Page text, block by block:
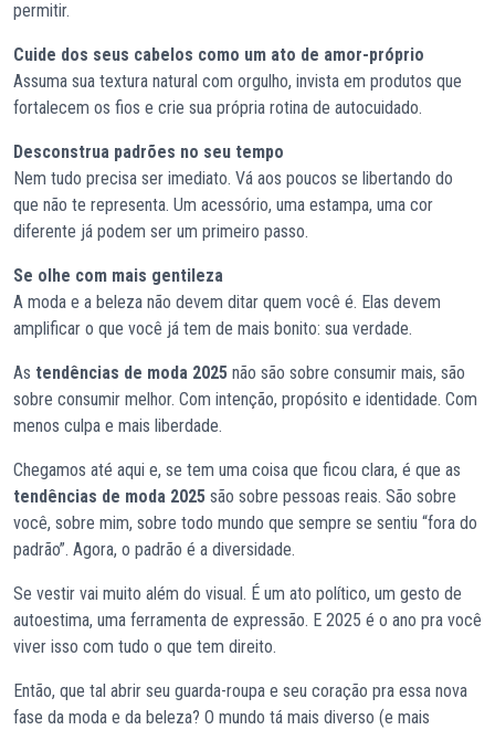
permitir.
Cuide dos seus cabelos como um ato de amor-próprio
Assuma sua textura natural com orgulho, invista em produtos que
fortalecem os fios e crie sua própria rotina de autocuidado.
Desconstrua padrões no seu tempo
Nem tudo precisa ser imediato. Vá aos poucos se libertando do
que não te representa. Um acessório, uma estampa, uma cor
diferente já podem ser um primeiro passo.
Se olhe com mais gentileza
A moda e a beleza não devem ditar quem você é. Elas devem
amplificar o que você já tem de mais bonito: sua verdade.
As tendências de moda 2025 não são sobre consumir mais, são
sobre consumir melhor. Com intenção, propósito e identidade. Com
menos culpa e mais liberdade.
Chegamos até aqui e, se tem uma coisa que ficou clara, é que as
tendências de moda 2025 são sobre pessoas reais. São sobre
você, sobre mim, sobre todo mundo que sempre se sentiu “fora do
padrão”. Agora, o padrão é a diversidade.
Se vestir vai muito além do visual. É um ato político, um gesto de
autoestima, uma ferramenta de expressão. E 2025 é o ano pra você
viver isso com tudo o que tem direito.
Então, que tal abrir seu guarda-roupa e seu coração pra essa nova
fase da moda e da beleza? O mundo tá mais diverso (e mais